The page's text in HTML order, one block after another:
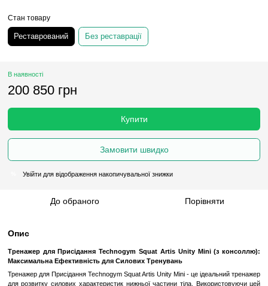
Без реставрації
Замовити швидко